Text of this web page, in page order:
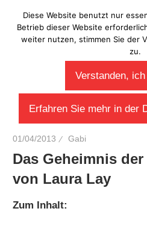
Inhalt
springen
01/04/2013 Gabi
Das Geheimnis
von Laura Lay
Zum Inhalt:
Diese Website benutzt nur
Betrieb dieser Website
weiter nutzen, stimmen Sie der
zu.
Verstanden,
Erfahren Sie mehr in der